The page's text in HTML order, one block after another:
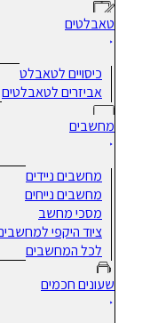
טאבלטים
כיסויים לטאבלט
אביזרים לטאבלטים
מחשבים
מחשבים ניידים
מחשבים נייחים
מסכי מחשב
ציוד היקפי למחשבים
לכל המחשבים
שעונים חכמים